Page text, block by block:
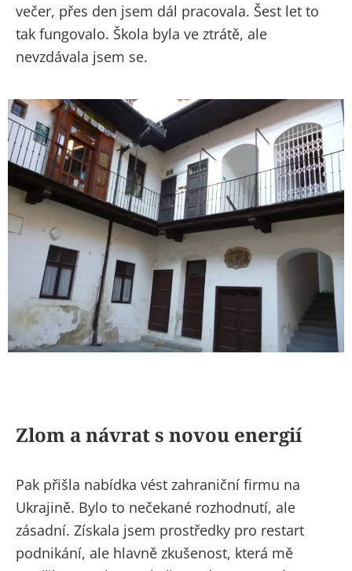
večer, přes den jsem dál pracovala. Šest let to
tak fungovalo. Škola byla ve ztrátě, ale
nevzdávala jsem se.
Zlom a návrat s novou energií
Pak přišla nabídka vést zahraniční firmu na
Ukrajině. Bylo to nečekané rozhodnutí, ale
zásadní. Získala jsem prostředky pro restart
podnikání, ale hlavně zkušenost, která mě